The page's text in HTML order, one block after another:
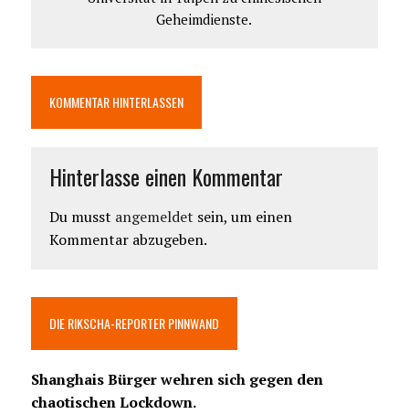
Geheimdienste.
KOMMENTAR HINTERLASSEN
Hinterlasse einen Kommentar
Du musst angemeldet sein, um einen
Kommentar abzugeben.
DIE RIKSCHA-REPORTER PINNWAND
Shanghais Bürger wehren sich gegen den
chaotischen Lockdown.